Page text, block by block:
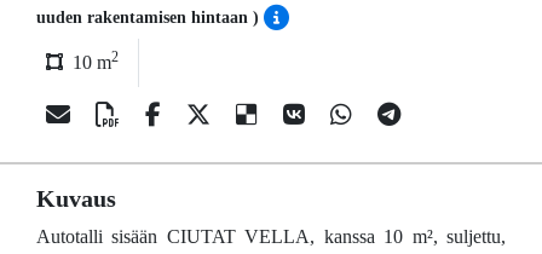
uuden rakentamisen hintaan )
10 m2
Kuvaus
Autotalli sisään CIUTAT VELLA, kanssa 10 m², suljettu,